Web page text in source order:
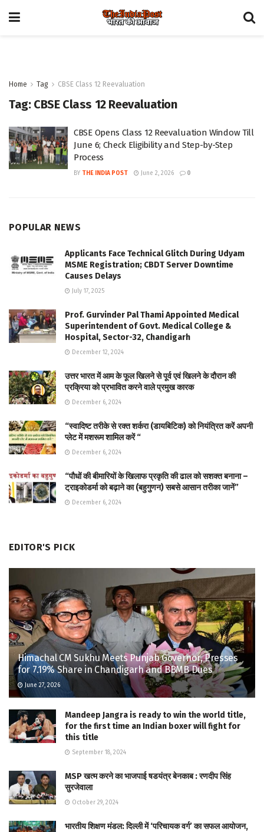
Home Tag CBSE Class 12 Reevaluation
Tag: CBSE Class 12 Reevaluation
CBSE Opens Class 12 Reevaluation Window Till
June 6; Check Eligibility and Step-by-Step
Process
BY THE INDIA POST June 2, 2026 0
POPULAR NEWS
Applicants Face Technical Glitch During Udyam
MSME Registration; CBDT Server Downtime
Causes Delays
July 17, 2025
Prof. Gurvinder Pal Thami Appointed Medical
Superintendent of Govt. Medical College &
Hospital, Sector-32, Chandigarh
December 12, 2024
उत्तर भारत में आम के फूल खिलने से पूर्व एवं खिलने के दौरान की
प्रक्रिया को प्रभावित करने वाले प्रमुख कारक
December 6, 2024
“स्वादिष्ट तरीके से रक्त शर्करा (डायबिटिक) को नियंत्रित करें अपनी
प्लेट में मशरूम शामिल करें “
December 6, 2024
“पौधों की बीमारियों के खिलाफ प्रकृति की ढाल को सशक्त बनाना –
ट्राइकोडर्मा को बढ़ाने का (बहुगुणन) सबसे आसान तरीका जानें”
December 6, 2024
EDITOR'S PICK
Himachal CM Sukhu Meets Punjab Governor, Presses
for 7.19% Share in Chandigarh and BBMB Dues
June 27, 2026
Mandeep Jangra is ready to win the world title,
for the first time an Indian boxer will fight for
this title
September 18, 2024
MSP खत्म करने का भाजपाई षडयंत्र बेनकाब : रणदीप सिंह
सुरजेवाला
October 29, 2024
भारतीय शिक्षण मंडल: दिल्ली में ‘परिचायक वर्ग’ का सफल आयोजन,